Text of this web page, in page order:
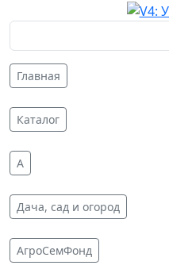
Главная
Каталог
A
Дача, сад и огород
АгроСемФонд